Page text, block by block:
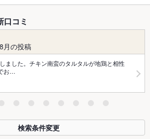
口コミ
月の投稿
ました。チキン南蛮のタルタルが地鶏と相性
お…
検索条件変更